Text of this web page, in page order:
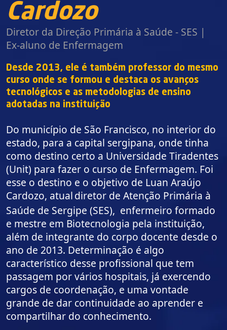
Cardozo
Diretor da Direção Primária à Saúde - SES |
Ex-aluno de Enfermagem
Desde 2013, ele é também professor do mesmo
curso onde se formou e destaca os avanços
tecnológicos e as metodologias de ensino
adotadas na instituição
Do município de São Francisco, no interior do
estado, para a capital sergipana, onde tinha
como destino certo a Universidade Tiradentes
(Unit) para fazer o curso de Enfermagem. Foi
esse o destino e o objetivo de Luan Araújo
Cardozo, atualdiretor de Atenção Primária à
Saúde de Sergipe (SES), enfermeiro formado
e mestre em Biotecnologia pela instituição,
além de integrante do corpo docente desde o
ano de 2013. Determinação é algo
característico desse profissional que tem
passagem por vários hospitais, já exercendo
cargos de coordenação, e uma vontade
grande de dar continuidade ao aprender e
compartilhar do conhecimento.